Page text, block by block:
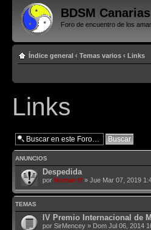
BDSM Canarias
Foro de encuentro de los
Índice general ‹ Temas varios ‹ Links
Links
ANUNCIOS
Despedida
por Nomar-tf » Jue Mar 07, 2019
TEMAS
IV Premio Internacional de
por SirMencey » Dom Jul 06, 2014